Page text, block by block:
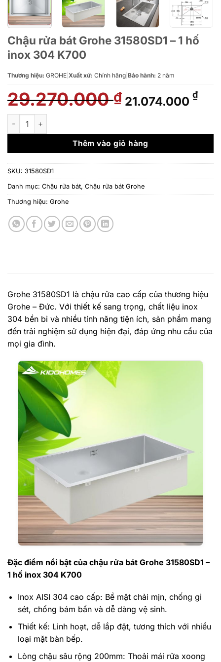
Chậu rửa bát Grohe 31580SD1 – 1 hố
inox 304 K700
Thương hiệu: GROHE Xuất xứ: Chính hãng Bảo hành: 2 năm
29.270.000₫ Giá
gốc
29.270.000 ₫.
21.074.000 ₫Giá
là:
Chậu rửa bát Grohe 31580SD1 – 1 hố inox 304 K700 số lượng
Thêm vào giỏ hàng
SKU: 31580SD1
Danh mục: Chậu rửa bát, Chậu rửa bát Grohe
Thương hiệu: Grohe
Grohe 31580SD1 là chậu rửa cao cấp của thương hiệu
Grohe – Đức. Với thiết kế sang trọng, chất liệu inox
304 bền bỉ và nhiều tính năng tiện ích, sản phẩm mang
đến trải nghiệm sử dụng hiện đại, đáp ứng nhu cầu của
mọi gia đình.
Đặc điểm nổi bật của chậu rửa bát Grohe 31580SD1 –
1 hố inox 304 K700
Inox AISI 304 cao cấp: Bề mặt chải mịn, chống gỉ
sét, chống bám bẩn và dễ dàng vệ sinh.
Thiết kế: Linh hoạt, dễ lắp đặt, tương thích với nhiều
loại mặt bàn bếp.
Lòng chậu sâu rộng 200mm: Thoải mái rửa xoong